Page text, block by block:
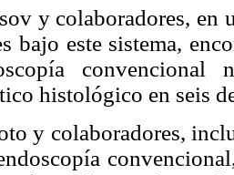
y colaboradores,
bajo este sistema,
convencional
histológico en seis
y colaboradores,